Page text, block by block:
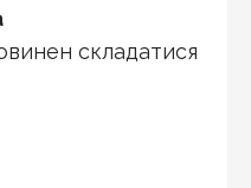
складатися